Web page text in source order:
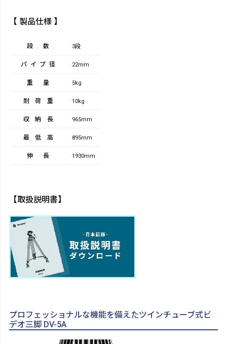
【 製品仕様 】
段数 3段
パイプ径 22mm
重量 5kg
耐荷重 10kg
収納長 965mm
最低高 895mm
伸長 1930mm
【取扱説明書】
プロフェッショナルな機能を備えたツインチューブ式ビ
デオ三脚 DV-5A